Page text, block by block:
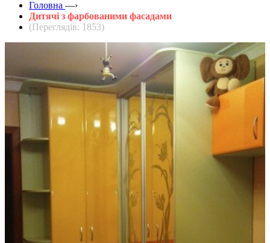
Головна —›
Дитячі з фарбованими фасадами
(Переглядів: 1853)